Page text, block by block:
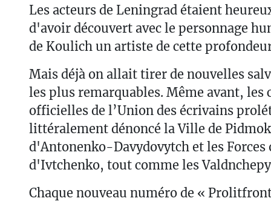
Les acteurs de Leningrad étaient
d'avoir découvert avec le personnage
de Koulich un artiste de cette
Mais déjà on allait tirer de nouvelles
les plus remarquables. Même avant, les
officielles de l’Union des écrivains
littéralement dénoncé la Ville de
d'Antonenko-Davydovytch et les Forces
d'Ivtchenko, tout comme les
Chaque nouveau numéro de «